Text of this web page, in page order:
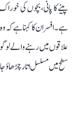
پینے کا پانی، بچوں کی
ہے۔ افسران کا کہنا ہے
علاقوں میں رہنے والے
سطح میں مسلسل اتار